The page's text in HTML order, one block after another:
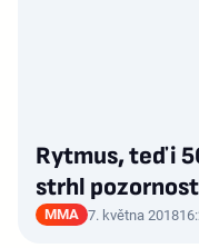
Rytmus, teď i
strhl
MMA 7. května 2018